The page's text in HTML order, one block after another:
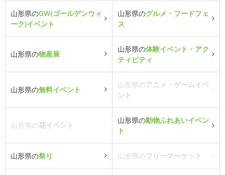
山形県のGW(ゴールデンウィ
ーク)イベント
山形県のグルメ・フードフェ
ス
山形県の物産展
山形県の体験イベント・アク
ティビティ
山形県の無料イベント
山形県のアニメ・ゲームイベ
ント
山形県の花イベント
山形県の動物ふれあいイベン
ト
山形県の祭り 山形県のフリーマーケット